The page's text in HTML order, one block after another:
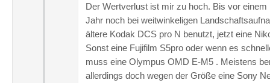
Der Wertverlust ist mir zu hoch. Bis vor einem
Jahr noch bei weitwinkeligen
ältere Kodak DCS pro N benutzt, jetzt eine
Sonst eine Fujifilm S5pro oder wenn es
muss eine Olympus OMD E-M5 . Meistens
allerdings doch wegen der Größe eine Sony